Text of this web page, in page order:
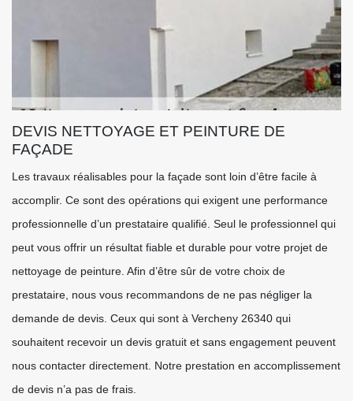
DEVIS NETTOYAGE ET PEINTURE DE
FAÇADE
Les travaux réalisables pour la façade sont loin d’être facile à
accomplir. Ce sont des opérations qui exigent une performance
professionnelle d’un prestataire qualifié. Seul le professionnel qui
peut vous offrir un résultat fiable et durable pour votre projet de
nettoyage de peinture. Afin d’être sûr de votre choix de
prestataire, nous vous recommandons de ne pas négliger la
demande de devis. Ceux qui sont à Vercheny 26340 qui
souhaitent recevoir un devis gratuit et sans engagement peuvent
nous contacter directement. Notre prestation en accomplissement
de devis n’a pas de frais.